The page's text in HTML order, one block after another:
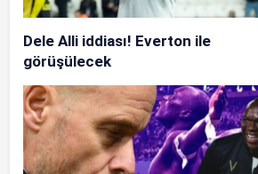
Dele Alli iddiası! Everton ile
görüşülecek